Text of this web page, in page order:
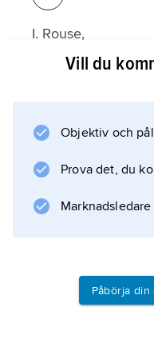
I. Rouse,
The Tainos: Rise
Vill du
Objektiv och
Prova det, du
Påbörja